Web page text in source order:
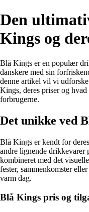
Den
Kings og
Blå Kings er en populær
danskere med sin
denne artikel vil vi
Kings, deres priser og
forbrugerne.
Det unikke ved
Blå Kings er kendt for
andre lignende drikkevarer
kombineret med det
fester, sammenkomster
varm dag.
Blå Kings pris og